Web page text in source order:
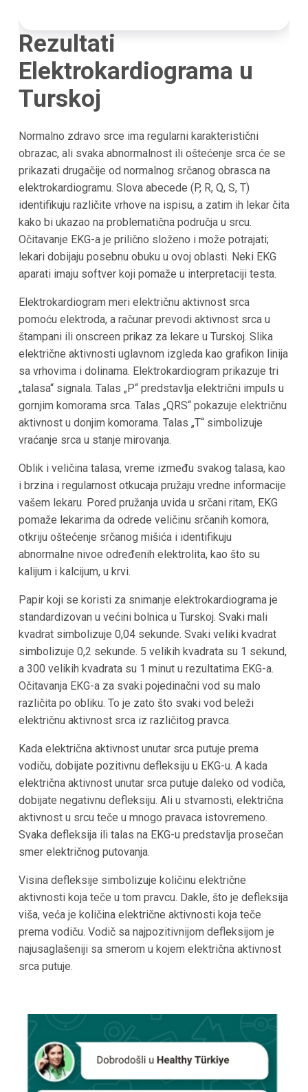
Rezultati
Elektrokardiograma u
Turskoj
Normalno zdravo srce ima regularni karakteristični
obrazac, ali svaka abnormalnost ili oštećenje srca će se
prikazati drugačije od normalnog srčanog obrasca na
elektrokardiogramu. Slova abecede (P, R, Q, S, T)
identifikuju različite vrhove na ispisu, a zatim ih lekar čita
kako bi ukazao na problematična područja u srcu.
Očitavanje EKG-a je prilično složeno i može potrajati;
lekari dobijaju posebnu obuku u ovoj oblasti. Neki EKG
aparati imaju softver koji pomaže u interpretaciji testa.
Elektrokardiogram meri električnu aktivnost srca
pomoću elektroda, a računar prevodi aktivnost srca u
štampani ili onscreen prikaz za lekare u Turskoj. Slika
električne aktivnosti uglavnom izgleda kao grafikon linija
sa vrhovima i dolinama. Elektrokardiogram prikazuje tri
„talasa“ signala. Talas „P“ predstavlja električni impuls u
gornjim komorama srca. Talas „QRS“ pokazuje električnu
aktivnost u donjim komorama. Talas „T“ simbolizuje
vraćanje srca u stanje mirovanja.
Oblik i veličina talasa, vreme između svakog talasa, kao
i brzina i regularnost otkucaja pružaju vredne informacije
vašem lekaru. Pored pružanja uvida u srčani ritam, EKG
pomaže lekarima da odrede veličinu srčanih komora,
otkriju oštećenje srčanog mišića i identifikuju
abnormalne nivoe određenih elektrolita, kao što su
kalijum i kalcijum, u krvi.
Papir koji se koristi za snimanje elektrokardiograma je
standardizovan u većini bolnica u Turskoj. Svaki mali
kvadrat simbolizuje 0,04 sekunde. Svaki veliki kvadrat
simbolizuje 0,2 sekunde. 5 velikih kvadrata su 1 sekund,
a 300 velikih kvadrata su 1 minut u rezultatima EKG-a.
Očitavanja EKG-a za svaki pojedinačni vod su malo
različita po obliku. To je zato što svaki vod beleži
električnu aktivnost srca iz različitog pravca.
Kada električna aktivnost unutar srca putuje prema
vodiču, dobijate pozitivnu defleksiju u EKG-u. A kada
električna aktivnost unutar srca putuje daleko od vodiča,
dobijate negativnu defleksiju. Ali u stvarnosti, električna
aktivnost u srcu teče u mnogo pravaca istovremeno.
Svaka defleksija ili talas na EKG-u predstavlja prosečan
smer električnog putovanja.
Visina defleksije simbolizuje količinu električne
aktivnosti koja teče u tom pravcu. Dakle, što je defleksija
viša, veća je količina električne aktivnosti koja teče
prema vodiču. Vodič sa najpozitivnijom defleksijom je
najusaglašeniji sa smerom u kojem električna aktivnost
srca putuje.